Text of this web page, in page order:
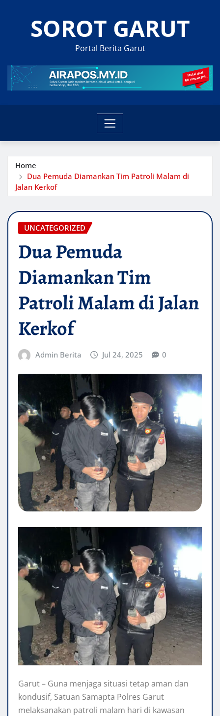
SOROT GARUT
Portal Berita Garut
Home
Dua Pemuda Diamankan Tim Patroli Malam di
Jalan Kerkof
UNCATEGORIZED
Dua Pemuda
Diamankan Tim
Patroli Malam di Jalan
Kerkof
Admin Berita Jul 24, 2025 0
Garut – Guna menjaga situasi tetap aman dan
kondusif, Satuan Samapta Polres Garut
melaksanakan patroli malam hari di kawasan